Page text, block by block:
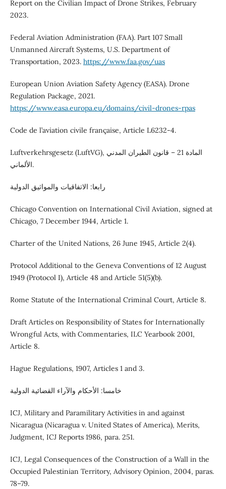
Report on the Civilian Impact of Drone Strikes, February
2023.
Federal Aviation Administration (FAA). Part 107 Small
Unmanned Aircraft Systems, U.S. Department of
Transportation, 2023. https://www.faa.gov/uas
European Union Aviation Safety Agency (EASA). Drone
Regulation Package, 2021.
https://www.easa.europa.eu/domains/civil-drones-rpas
Code de l’aviation civile française, Article L6232-4.
Luftverkehrsgesetz (LuftVG), المادة 21 – قانون الطيران المدني
الألماني.
رابعا: الاتفاقيات والمواثيق الدولية
Chicago Convention on International Civil Aviation, signed at
Chicago, 7 December 1944, Article 1.
Charter of the United Nations, 26 June 1945, Article 2(4).
Protocol Additional to the Geneva Conventions of 12 August
1949 (Protocol I), Article 48 and Article 51(5)(b).
Rome Statute of the International Criminal Court, Article 8.
Draft Articles on Responsibility of States for Internationally
Wrongful Acts, with Commentaries, ILC Yearbook 2001,
Article 8.
Hague Regulations, 1907, Articles 1 and 3.
خامسا: الأحكام والآراء القضائية الدولية
ICJ, Military and Paramilitary Activities in and against
Nicaragua (Nicaragua v. United States of America), Merits,
Judgment, ICJ Reports 1986, para. 251.
ICJ, Legal Consequences of the Construction of a Wall in the
Occupied Palestinian Territory, Advisory Opinion, 2004, paras.
78–79.